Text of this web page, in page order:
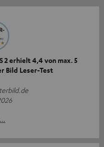
2 erhielt 4,4 von max. 5
Bild Leser-Test